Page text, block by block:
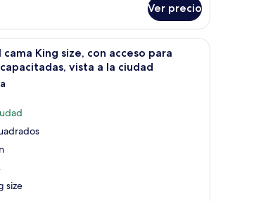
Ver precio
ventanas.
una silla y vista al océano.Habitación de hotel con una cama grande,
cama King size, con acceso para
vista a la ciudad
size